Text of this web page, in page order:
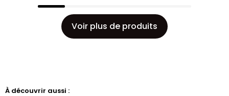
Voir plus de produits
À découvrir aussi :